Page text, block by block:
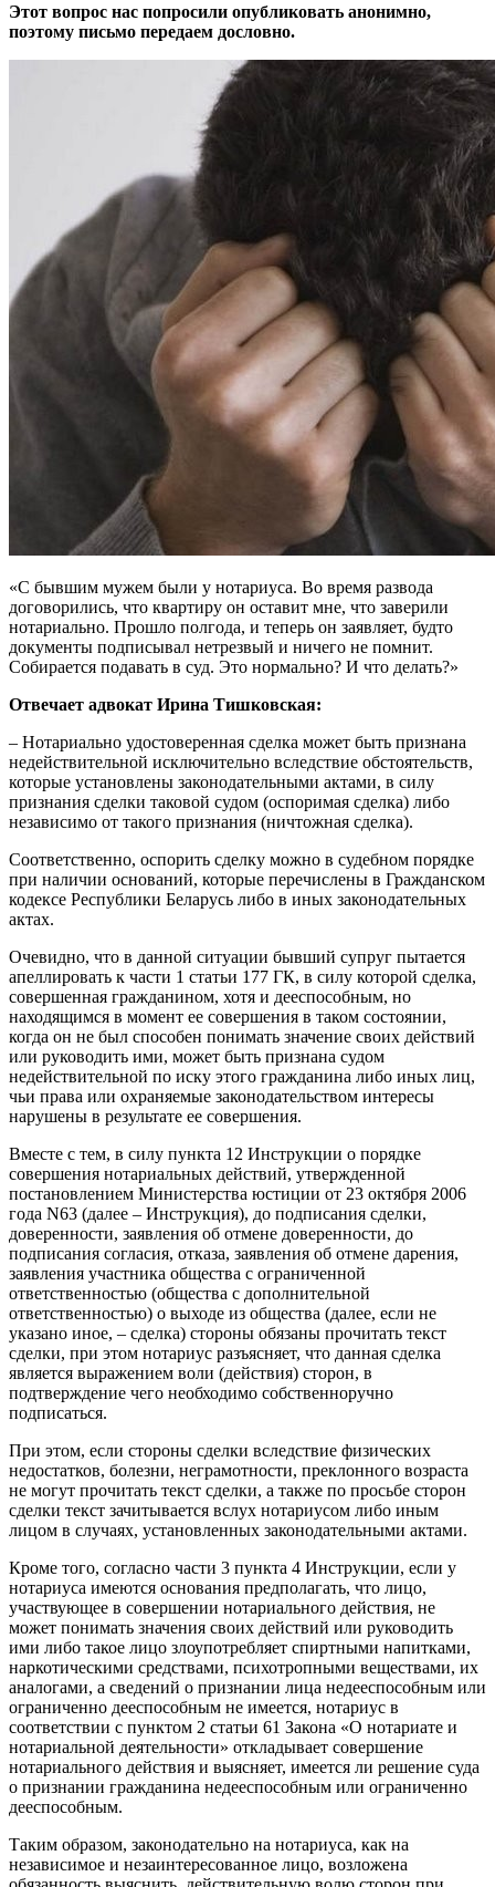
Этот вопрос нас попросили опубликовать анонимно,
поэтому письмо передаем дословно.
«С бывшим мужем были у нотариуса. Во время развода
договорились, что квартиру он оставит мне, что заверили
нотариально. Прошло полгода, и теперь он заявляет, будто
документы подписывал нетрезвый и ничего не помнит.
Собирается подавать в суд. Это нормально? И что делать?»
Отвечает адвокат Ирина Тишковская:
– Нотариально удостоверенная сделка может быть признана
недействительной исключительно вследствие обстоятельств,
которые установлены законодательными актами, в силу
признания сделки таковой судом (оспоримая сделка) либо
независимо от такого признания (ничтожная сделка).
Соответственно, оспорить сделку можно в судебном порядке
при наличии оснований, которые перечислены в Гражданском
кодексе Республики Беларусь либо в иных законодательных
актах.
Очевидно, что в данной ситуации бывший супруг пытается
апеллировать к части 1 статьи 177 ГК, в силу которой сделка,
совершенная гражданином, хотя и дееспособным, но
находящимся в момент ее совершения в таком состоянии,
когда он не был способен понимать значение своих действий
или руководить ими, может быть признана судом
недействительной по иску этого гражданина либо иных лиц,
чьи права или охраняемые законодательством интересы
нарушены в результате ее совершения.
Вместе с тем, в силу пункта 12 Инструкции о порядке
совершения нотариальных действий, утвержденной
постановлением Министерства юстиции от 23 октября 2006
года N63 (далее – Инструкция), до подписания сделки,
доверенности, заявления об отмене доверенности, до
подписания согласия, отказа, заявления об отмене дарения,
заявления участника общества с ограниченной
ответственностью (общества с дополнительной
ответственностью) о выходе из общества (далее, если не
указано иное, – сделка) стороны обязаны прочитать текст
сделки, при этом нотариус разъясняет, что данная сделка
является выражением воли (действия) сторон, в
подтверждение чего необходимо собственноручно
подписаться.
При этом, если стороны сделки вследствие физических
недостатков, болезни, неграмотности, преклонного возраста
не могут прочитать текст сделки, а также по просьбе сторон
сделки текст зачитывается вслух нотариусом либо иным
лицом в случаях, установленных законодательными актами.
Кроме того, согласно части 3 пункта 4 Инструкции, если у
нотариуса имеются основания предполагать, что лицо,
участвующее в совершении нотариального действия, не
может понимать значения своих действий или руководить
ими либо такое лицо злоупотребляет спиртными напитками,
наркотическими средствами, психотропными веществами, их
аналогами, а сведений о признании лица недееспособным или
ограниченно дееспособным не имеется, нотариус в
соответствии с пунктом 2 статьи 61 Закона «О нотариате и
нотариальной деятельности» откладывает совершение
нотариального действия и выясняет, имеется ли решение суда
о признании гражданина недееспособным или ограниченно
дееспособным.
Таким образом, законодательно на нотариуса, как на
независимое и незаинтересованное лицо, возложена